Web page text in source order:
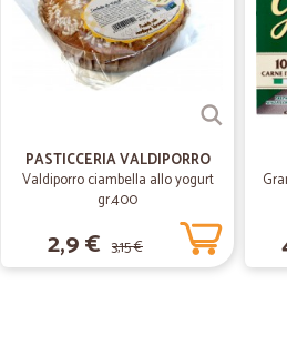
po…
alti e poi commissioni su carta di credito non la
PASTICCERIA VALDIPORRO
Valdiporro ciambella allo yogurt
gr.400
2,9 € 3,15 €